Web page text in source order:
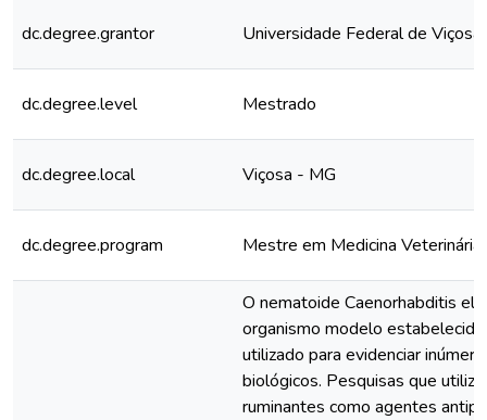
dc.degree.grantor Universidade Federal de Viçosa
dc.degree.level Mestrado
dc.degree.local Viçosa - MG
dc.degree.program Mestre em Medicina Veterinária
O nematoide Caenorhabditis
organismo modelo
utilizado para evidenciar
biológicos. Pesquisas que
ruminantes como agentes